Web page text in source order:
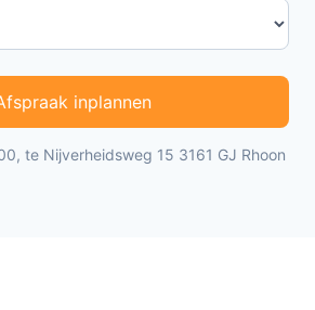
inplannen
te Nijverheidsweg 15 3161 GJ Rhoon